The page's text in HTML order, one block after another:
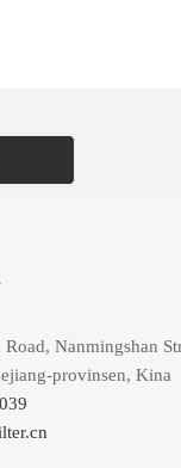
Nanmingshan
provinsen, Kina